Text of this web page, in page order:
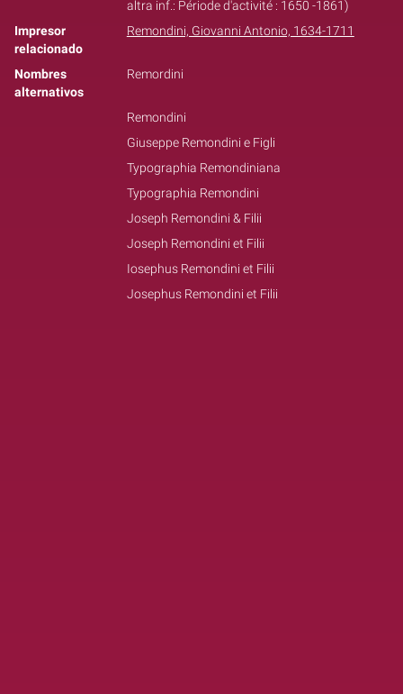
altra inf.: Période d'activité : 1650 -1861)
Impresor
relacionado
Remondini, Giovanni Antonio, 1634-1711
Nombres
alternativos
Remordini
Remondini
Giuseppe Remondini e Figli
Typographia Remondiniana
Typographia Remondini
Joseph Remondini & Filii
Joseph Remondini et Filii
Iosephus Remondini et Filii
Josephus Remondini et Filii